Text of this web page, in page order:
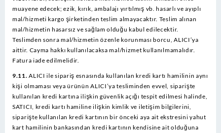
muayene edecek; ezik, kırık, ambalajı yırtılmış vb. hasarlı ve ayıplı
mal/hizmeti kargo şirketinden teslim almayacaktır. Teslim alınan
mal/hizmetin hasarsız ve sağlam olduğu kabul edilecektir.
Teslimden sonra mal/hizmetin özenle korunması borcu, ALICI’ya
aittir. Cayma hakkı kullanılacaksa mal/hizmet kullanılmamalıdır.
Fatura iade edilmelidir.
9.11. ALICI ile sipariş esnasında kullanılan kredi kartı hamilinin aynı
kişi olmaması veya ürünün ALICI’ya tesliminden evvel, siparişte
kullanılan kredi kartına ilişkin güvenlik açığı tespit edilmesi halinde,
SATICI, kredi kartı hamiline ilişkin kimlik ve iletişim bilgilerini,
siparişte kullanılan kredi kartının bir önceki aya ait ekstresini yahut
kart hamilinin bankasından kredi kartının kendisine ait olduğuna